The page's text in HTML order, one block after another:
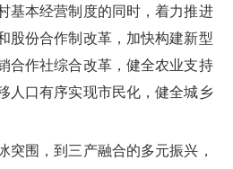
基本经营制度的同时，着力推进
股份合作制改革，加快构建新型
合作社综合改革，健全农业支持
人口有序实现市民化，健全城乡
围，到三产融合的多元振兴，